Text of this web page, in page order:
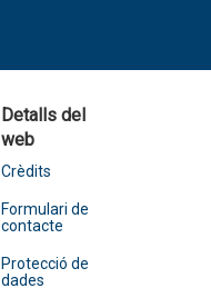
Detalls del
web
Crèdits
Formulari de
contacte
Protecció de
dades